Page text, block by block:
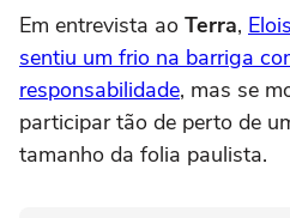
Em entrevista ao Terra,
sentiu um frio na barriga
responsabilidade, mas se
participar tão de perto de
tamanho da folia paulista.